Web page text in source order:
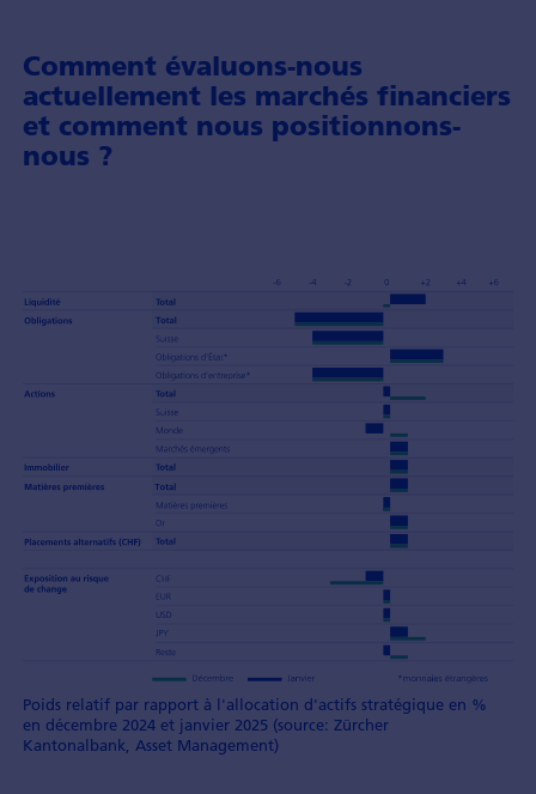
Comment évaluons-nous
actuellement les marchés financiers
et comment nous positionnons-
nous ?
Poids relatif par rapport à l'allocation d'actifs stratégique en %
en décembre 2024 et janvier 2025 (source: Zürcher
Kantonalbank, Asset Management)